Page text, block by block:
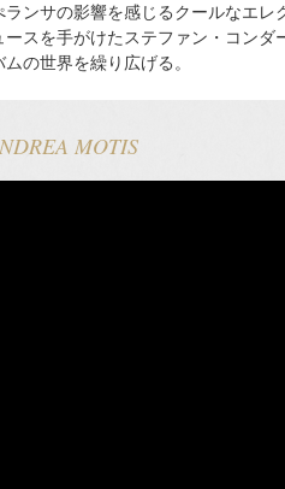
ランサの影響を感じるクールなエ
スを手がけたステファン・コン
の世界を繰り広げる。
MOTIS